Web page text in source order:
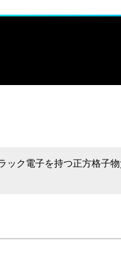
ク電子を持つ正方格子